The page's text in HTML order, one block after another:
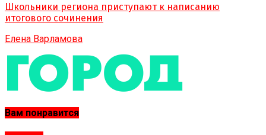
Школьники региона приступают к написанию
итогового сочинения
Елена Варламова
Вам понравится